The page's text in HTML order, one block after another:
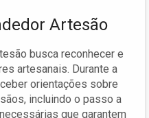
Artesão
busca reconhecer e
artesanais. Durante a
orientações sobre
incluindo o passo a
que garantem